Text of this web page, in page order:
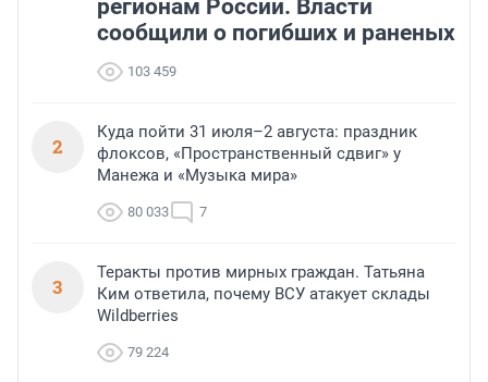
регионам России. Власти
сообщили о погибших и раненых
103 459
2
Куда пойти 31 июля–2 августа: праздник
флоксов, «Пространственный сдвиг» у
Манежа и «Музыка мира»
80 033 7
3
Теракты против мирных граждан. Татьяна
Ким ответила, почему ВСУ атакует склады
Wildberries
79 224